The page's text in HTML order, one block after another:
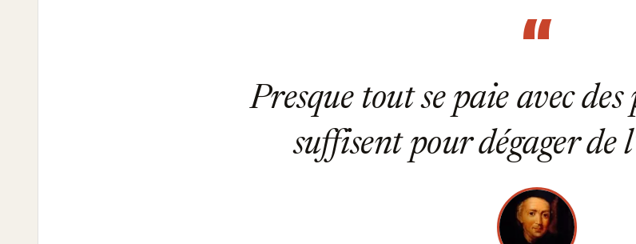
“
Presque tout se paie avec des
suffisent pour dégager de